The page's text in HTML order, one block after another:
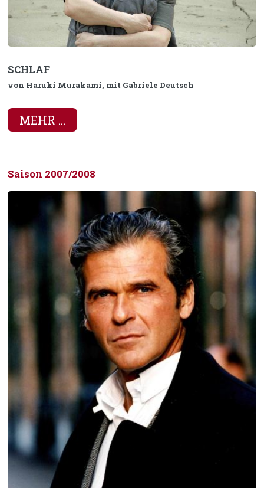
SCHLAF
von Haruki Murakami, mit Gabriele Deutsch
MEHR ...
Saison 2007/2008